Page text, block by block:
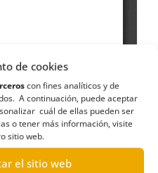
de cookies
con fines analíticos y de
A continuación, puede aceptar
cuál de ellas pueden ser
o tener más información, visite
sitio web.
el sitio web